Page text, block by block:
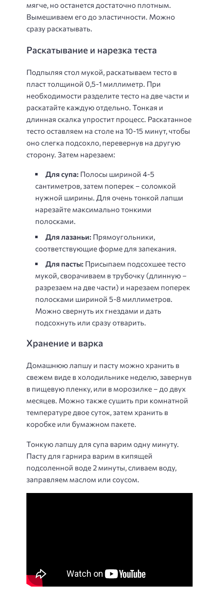
мягче, но останется достаточно плотным.
Вымешиваем его до эластичности. Можно
сразу раскатывать.
Раскатывание и нарезка теста
Подпыляя стол мукой, раскатываем тесто в
пласт толщиной 0,5-1 миллиметр. При
необходимости разделите тесто на две части и
раскатайте каждую отдельно. Тонкая и
длинная скалка упростит процесс. Раскатанное
тесто оставляем на столе на 10-15 минут, чтобы
оно слегка подсохло, перевернув на другую
сторону. Затем нарезаем:
Для супа: Полосы шириной 4-5
сантиметров, затем поперек – соломкой
нужной ширины. Для очень тонкой лапши
нарезайте максимально тонкими
полосками.
Для лазаньи: Прямоугольники,
соответствующие форме для запекания.
Для пасты: Присыпаем подсохшее тесто
мукой, сворачиваем в трубочку (длинную –
разрезаем на две части) и нарезаем поперек
полосками шириной 5-8 миллиметров.
Можно свернуть их гнездами и дать
подсохнуть или сразу отварить.
Хранение и варка
Домашнюю лапшу и пасту можно хранить в
свежем виде в холодильнике неделю, завернув
в пищевую пленку, или в морозилке – до двух
месяцев. Можно также сушить при комнатной
температуре двое суток, затем хранить в
коробке или бумажном пакете.
Тонкую лапшу для супа варим одну минуту.
Пасту для гарнира варим в кипящей
подсоленной воде 2 минуты, сливаем воду,
заправляем маслом или соусом.